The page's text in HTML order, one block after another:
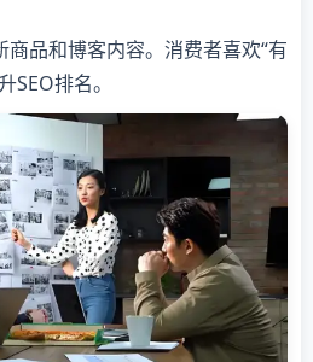
品和博客内容。消费者喜欢“有
SEO排名。